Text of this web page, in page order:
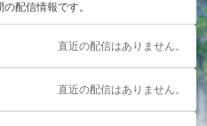
配信情報です。
直近の配信はありません。
直近の配信はありません。